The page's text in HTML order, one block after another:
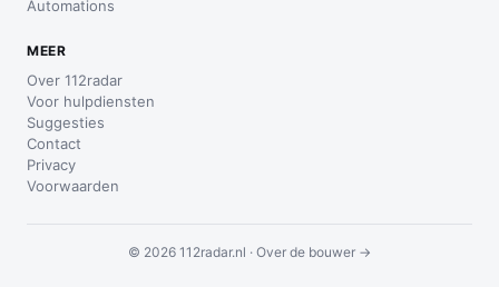
Automations
MEER
Over 112radar
Voor hulpdiensten
Suggesties
Contact
Privacy
Voorwaarden
© 2026 112radar.nl · Over de bouwer →